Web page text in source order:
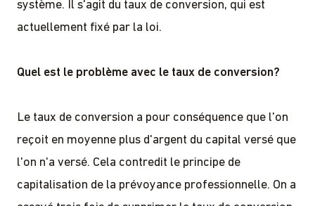
système. Il s'agit du taux de conversion, qui est
actuellement fixé par la loi.
Quel est le problème avec le taux de conversion?
Le taux de conversion a pour conséquence que l'on
reçoit en moyenne plus d'argent du capital versé que
l'on n'a versé. Cela contredit le principe de
capitalisation de la prévoyance professionnelle. On a